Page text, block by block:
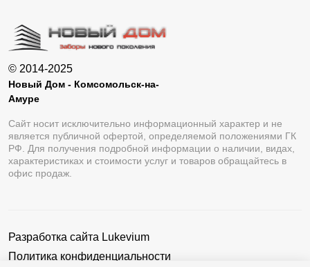
© 2014-2025
Новый Дом - Комсомольск-на-
Амуре
Сайт носит исключительно информационный характер и не
является публичной офертой, определяемой положениями ГК
РФ. Для получения подробной информации о наличии, видах,
характеристиках и стоимости услуг и товаров обращайтесь в
офис продаж.
Разработка сайта Lukevium
Политика конфиденциальности